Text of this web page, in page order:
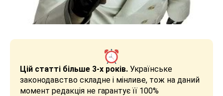
Цій статті більше 3-х років. Українське
законодавство складне і мінливе, тож на даний
момент редакція не гарантує її 100%